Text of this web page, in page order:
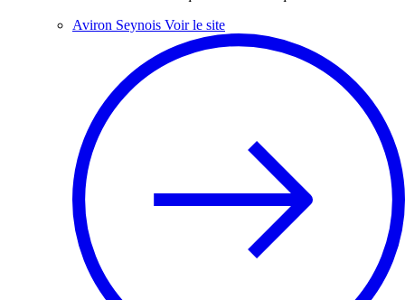
Aviron Seynois Voir le site